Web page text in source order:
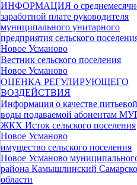
ИНФОРМАЦИЯ о
заработной плате руководителя
муниципального унитарного
предприятия сельского
Новое Усманово
Вестник сельского поселения
Новое Усманово
ОЦЕНКА РЕГУЛИРУЮЩЕГО
ВОЗДЕЙСТВИЯ
Информация о качестве питьевой
воды подаваемой абонентам
ЖКХ Исток сельского поселения
Новое Усманово
имущество сельского поселения
Новое Усманово
района Камышлинский
области